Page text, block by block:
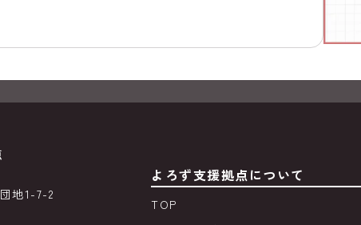
地1-7-2
よろず支援拠点について
TOP